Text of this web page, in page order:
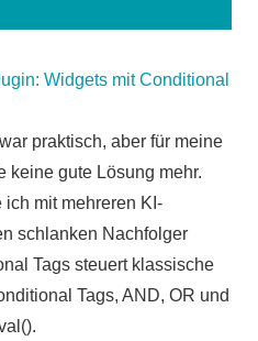
Widgets mit Conditional
praktisch, aber für meine
keine gute Lösung mehr.
ich mit mehreren KI-
schlanken Nachfolger
Tags steuert klassische
Tags, AND, OR und